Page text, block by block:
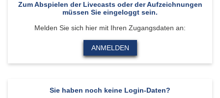
Zum Abspielen der Livecasts oder der Aufzeichnungen
müssen Sie eingeloggt sein.
Melden Sie sich hier mit Ihren Zugangsdaten an:
ANMELDEN
Sie haben noch keine Login-Daten?